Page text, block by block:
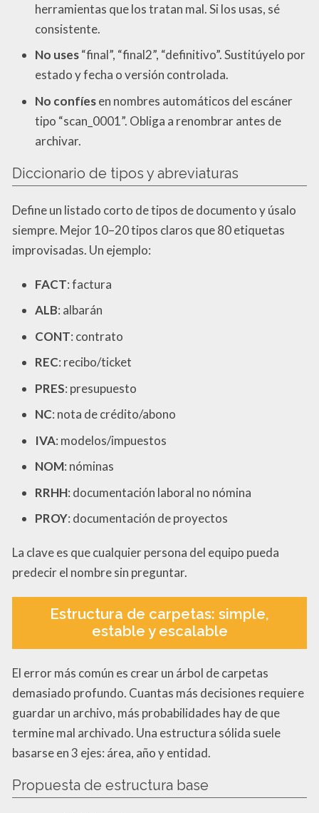
herramientas que los tratan mal. Si los usas, sé
consistente.
No uses“final”, “final2”, “definitivo”. Sustitúyelo por
estado y fecha o versión controlada.
No confíesen nombres automáticos del escáner
tipo “scan_0001”. Obliga a renombrar antes de
archivar.
Diccionario de tipos y abreviaturas
Define un listado corto de tipos de documento y úsalo
siempre. Mejor 10–20 tipos claros que 80 etiquetas
improvisadas. Un ejemplo:
FACT: factura
ALB: albarán
CONT: contrato
REC: recibo/ticket
PRES: presupuesto
NC: nota de crédito/abono
IVA: modelos/impuestos
NOM: nóminas
RRHH: documentación laboral no nómina
PROY: documentación de proyectos
La clave es que cualquier persona del equipo pueda
predecir el nombre sin preguntar.
Estructura de carpetas: simple,
estable y escalable
El error más común es crear un árbol de carpetas
demasiado profundo. Cuantas más decisiones requiere
guardar un archivo, más probabilidades hay de que
termine mal archivado. Una estructura sólida suele
basarse en 3 ejes: área, año y entidad.
Propuesta de estructura base